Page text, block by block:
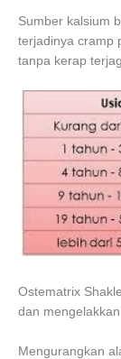
Sumber kalsium
terjadinya cramp
tanpa kerap
Ostematrix
dan
Mengurangkan